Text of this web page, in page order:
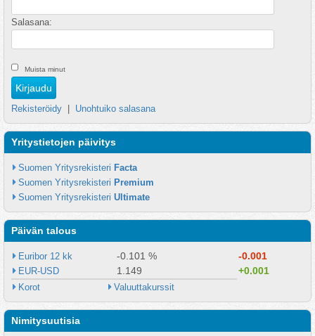
Salasana:
Muista minut
Rekisteröidy Unohtuiko salasana
Yritystietojen päivitys
Suomen Yritysrekisteri Facta
Suomen Yritysrekisteri Premium
Suomen Yritysrekisteri Ultimate
Päivän talous
Euribor 12 kk -0.101 % -0.001
EUR-USD 1.149 +0.001
Korot Valuuttakurssit
Nimitysuutisia